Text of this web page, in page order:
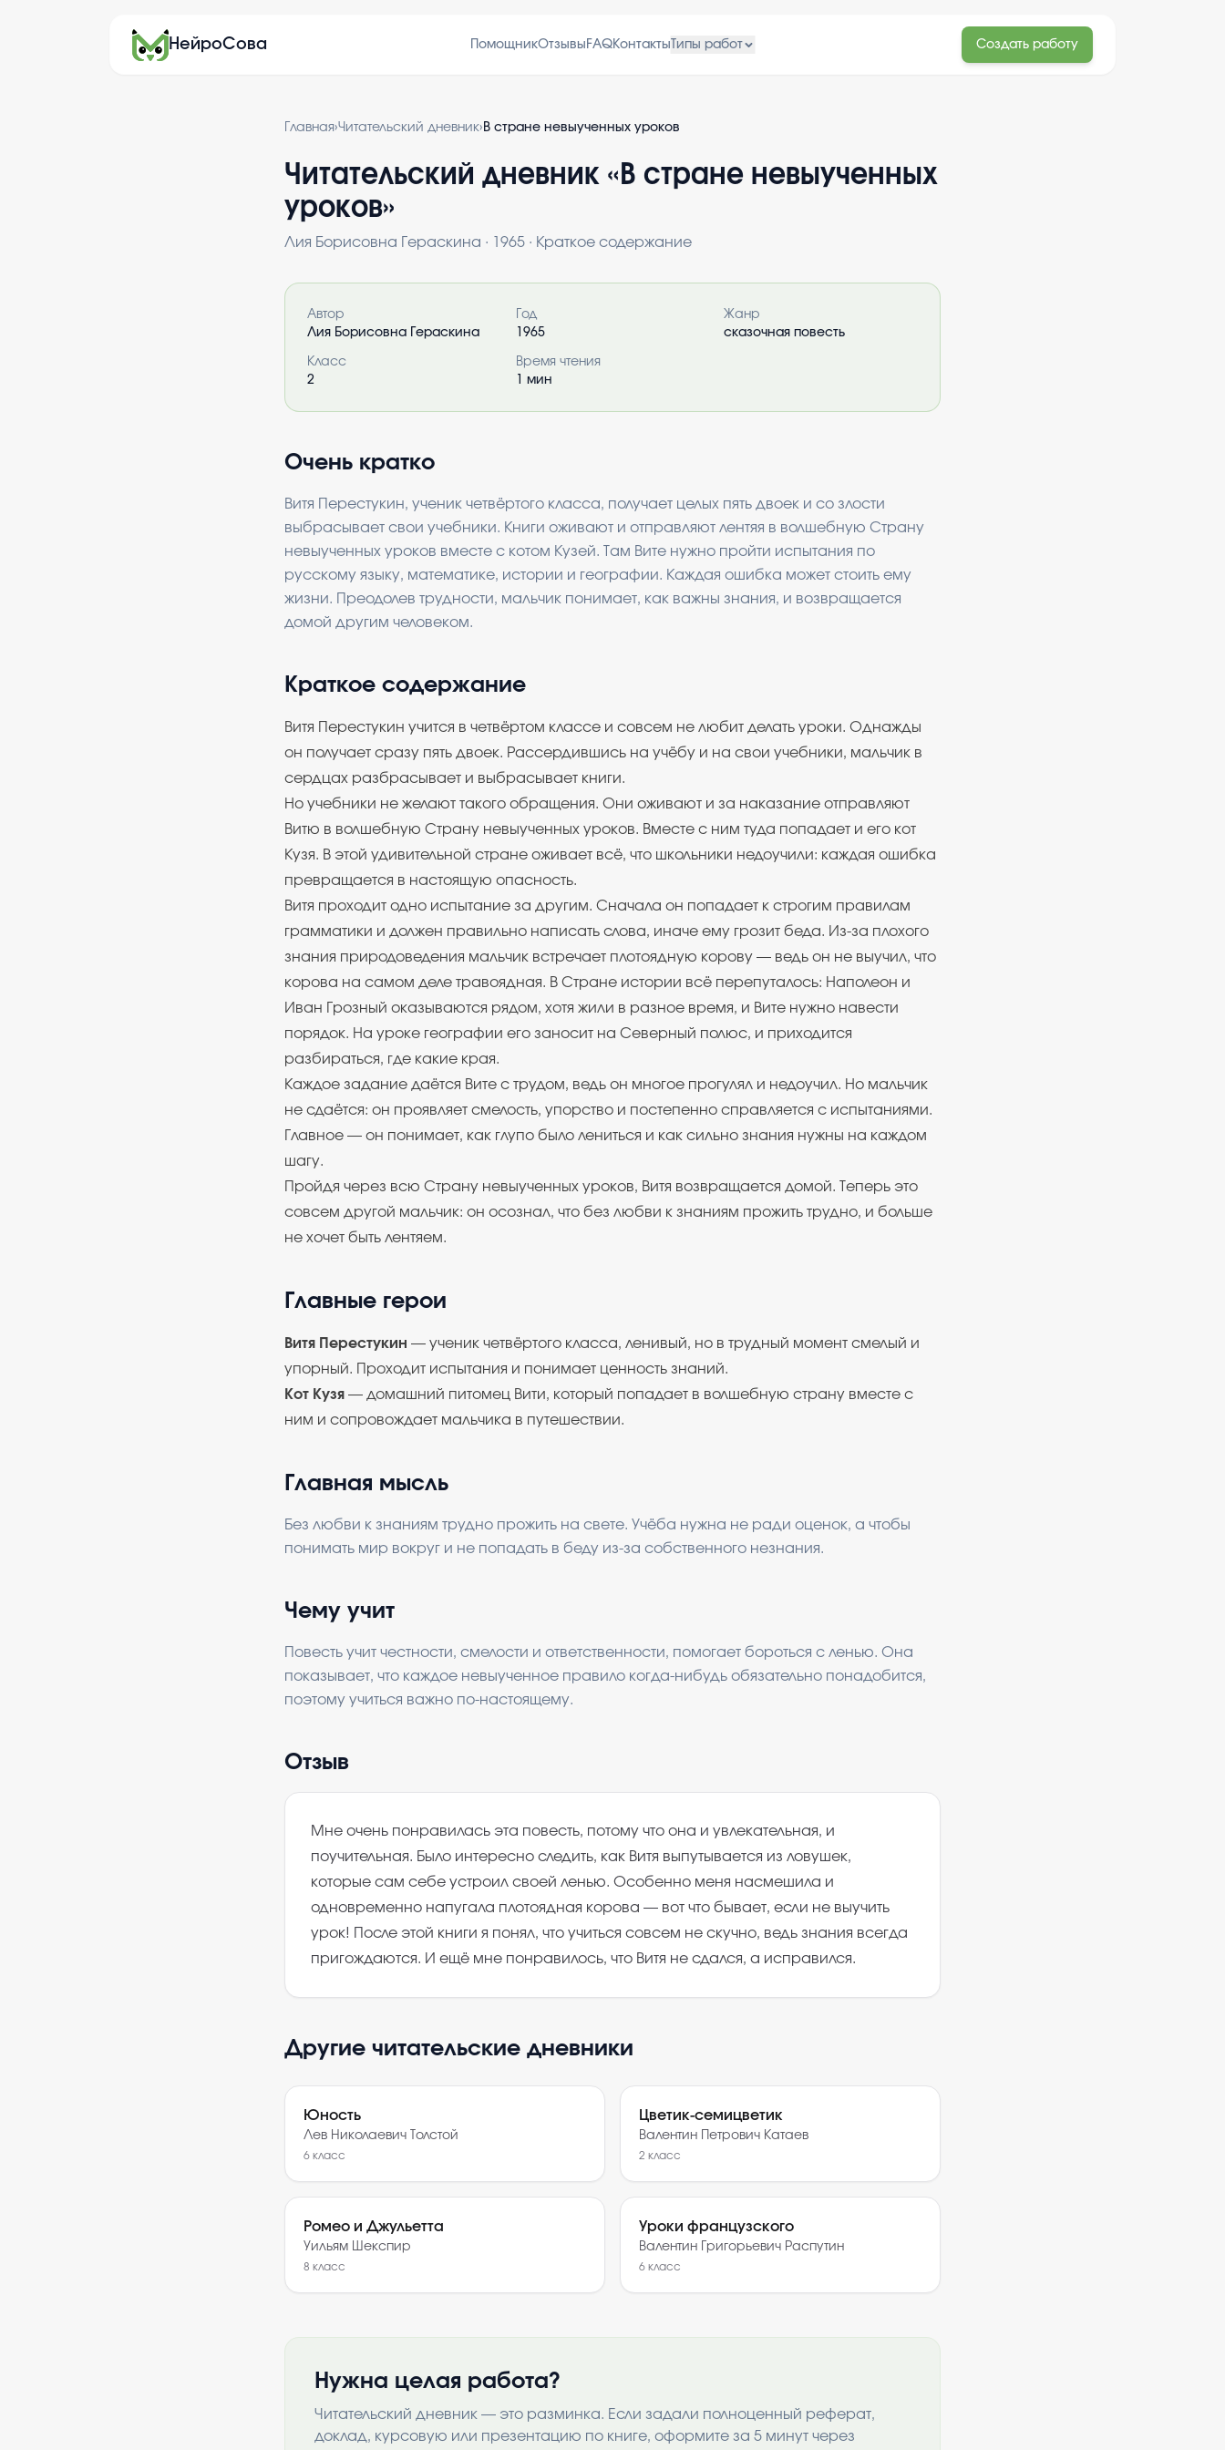
НейроСова ПомощникОтзывы FAQКонтакты Типы работ Создать работу
Главная›Читательский дневник› В стране невыученных уроков
Читательский дневник « В стране невыученных
уроков»
Лия Борисовна Гераскина · 1965 · Краткое содержание
Информация о книге
Автор
Лия Борисовна Гераскина
Год
1965
Жанр
сказочная повесть
Класс
2
Время чтения
мин
Очень кратко
Витя Перестукин, ученик четвёртого класса, получает целых пять двоек и со злости
выбрасывает свои учебники. Книги оживают и отправляют лентяя в волшебную Страну
невыученных уроков вместе с котом Кузей. Там Вите нужно пройти испытания по
русскому языку, математике, истории и географии. Каждая ошибка может стоить ему
жизни. Преодолев трудности, мальчик понимает, как важны знания, и возвращается
домой другим человеком.
Краткое содержание
Витя Перестукин учится в четвёртом классе и совсем не любит делать уроки. Однажды
он получает сразу пять двоек. Рассердившись на учёбу и на свои учебники, мальчик в
сердцах разбрасывает и выбрасывает книги.
Но учебники не желают такого обращения. Они оживают и за наказание отправляют
Витю в волшебную Страну невыученных уроков. Вместе с ним туда попадает и его кот
Кузя. В этой удивительной стране оживает всё, что школьники недоучили: каждая ошибка
превращается в настоящую опасность.
Витя проходит одно испытание за другим. Сначала он попадает к строгим правилам
грамматики и должен правильно написать слова, иначе ему грозит беда. Из-за плохого
знания природоведения мальчик встречает плотоядную корову — ведь он не выучил, что
корова на самом деле травоядная. В Стране истории всё перепуталось: Наполеон и
Иван Грозный оказываются рядом, хотя жили в разное время, и Вите нужно навести
порядок. На уроке географии его заносит на Северный полюс, и приходится
разбираться, где какие края.
Каждое задание даётся Вите с трудом, ведь он многое прогулял и недоучил. Но мальчик
не сдаётся: он проявляет смелость, упорство и постепенно справляется с испытаниями.
Главное — он понимает, как глупо было лениться и как сильно знания нужны на каждом
шагу.
Пройдя через всю Страну невыученных уроков, Витя возвращается домой. Теперь это
совсем другой мальчик: он осознал, что без любви к знаниям прожить трудно, и больше
не хочет быть лентяем.
Главные герои
Витя Перестукин — ученик четвёртого класса, ленивый, но в трудный момент смелый и
упорный. Проходит испытания и понимает ценность знаний.
Кот Кузя — домашний питомец Вити, который попадает в волшебную страну вместе с
ним и сопровождает мальчика в путешествии.
Главная мысль
Без любви к знаниям трудно прожить на свете. Учёба нужна не ради оценок, а чтобы
понимать мир вокруг и не попадать в беду из-за собственного незнания.
Чему учит
Повесть учит честности, смелости и ответственности, помогает бороться с ленью. Она
показывает, что каждое невыученное правило когда-нибудь обязательно понадобится,
поэтому учиться важно по-настоящему.
Отзыв
Мне очень понравилась эта повесть, потому что она и увлекательная, и
поучительная. Было интересно следить, как Витя выпутывается из ловушек,
которые сам себе устроил своей ленью. Особенно меня насмешила и
одновременно напугала плотоядная корова — вот что бывает, если не выучить
урок! После этой книги я понял, что учиться совсем не скучно, ведь знания всегда
пригождаются. И ещё мне понравилось, что Витя не сдался, а исправился.
Другие читательские дневники
Юность
Лев Николаевич Толстой
6 класс
Цветик-семицветик
Валентин Петрович Катаев
2 класс
Ромео и Джульетта
Уильям Шекспир
8 класс
Уроки французского
Валентин Григорьевич Распутин
6 класс
Нужна целая работа?
Читательский дневник — это разминка. Если задали полноценный реферат,
доклад, курсовую или презентацию по книге, оформите за 5 минут через